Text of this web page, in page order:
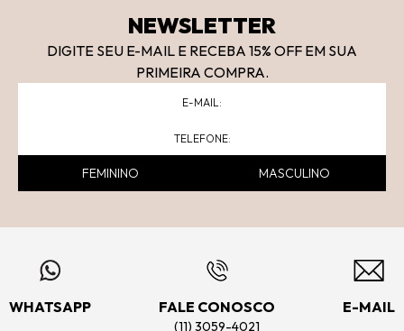
NEWSLETTER
DIGITE SEU E-MAIL E RECEBA 15% OFF EM SUA
PRIMEIRA COMPRA.
FEMININO MASCULINO
WHATSAPP FALE CONOSCO
(11) 3059-4021
E-MAIL